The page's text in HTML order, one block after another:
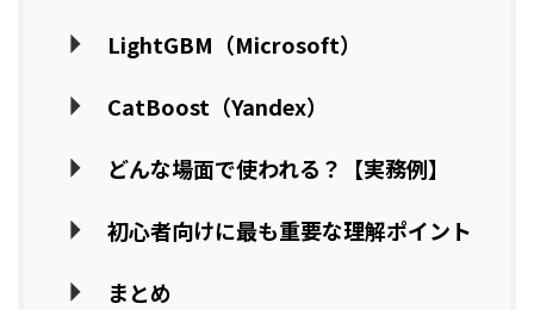
LightGBM（Microsoft）
CatBoost（Yandex）
どんな場面で使われる？【実務例】
初心者向けに最も重要な理解ポイント
まとめ